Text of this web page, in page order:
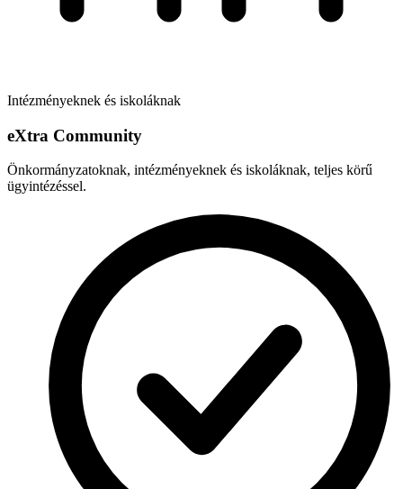
Intézményeknek és iskoláknak
eXtra Community
Önkormányzatoknak, intézményeknek és iskoláknak, teljes körű
ügyintézéssel.